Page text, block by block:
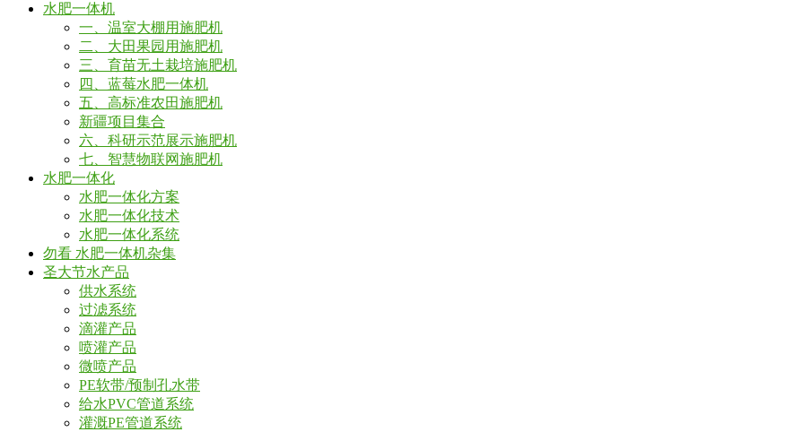
水肥一体机
一、温室大棚用施肥机
二、大田果园用施肥机
三、育苗无土栽培施肥机
四、蓝莓水肥一体机
五、高标准农田施肥机
新疆项目集合
六、科研示范展示施肥机
七、智慧物联网施肥机
水肥一体化
水肥一体化方案
水肥一体化技术
水肥一体化系统
勿看 水肥一体机杂集
圣大节水产品
供水系统
过滤系统
滴灌产品
喷灌产品
微喷产品
PE软带/预制孔水带
给水PVC管道系统
灌溉PE管道系统